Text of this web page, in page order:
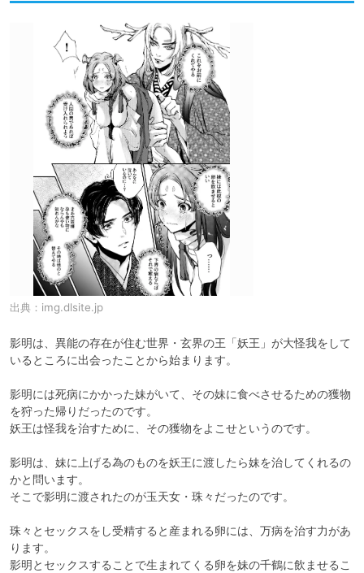
出典： img.dlsite.jp
影明は、異能の存在が住む世界・玄界の王「妖王」が大怪我をして
いるところに出会ったことから始まります。
影明には死病にかかった妹がいて、その妹に食べさせるための獲物
を狩った帰りだったのです。
妖王は怪我を治すために、その獲物をよこせというのです。
影明は、妹に上げる為のものを妖王に渡したら妹を治してくれるの
かと問います。
そこで影明に渡されたのが玉天女・珠々だったのです。
珠々とセックスをし受精すると産まれる卵には、万病を治す力があ
ります。
影明とセックスすることで生まれてくる卵を妹の千鶴に飲ませるこ